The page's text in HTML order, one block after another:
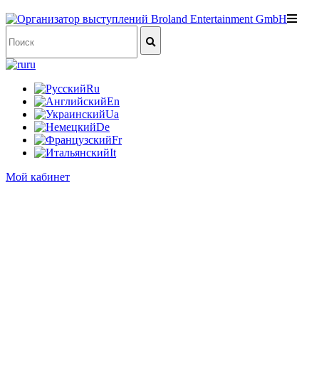
ru
Ru
En
Ua
De
Fr
It
Мой кабинет